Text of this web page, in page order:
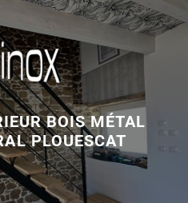
BOIS MÉTAL
PLOUESCAT